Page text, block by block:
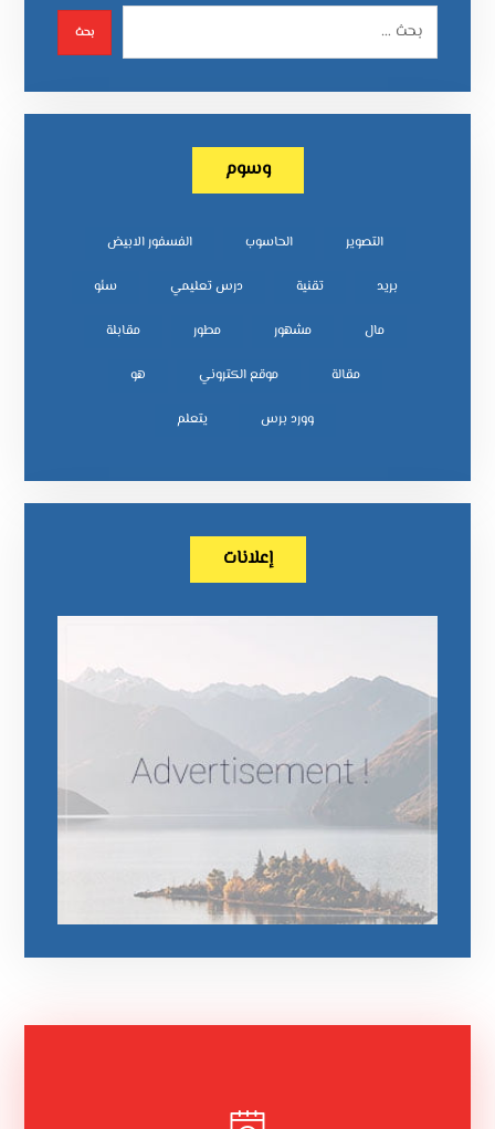
وسوم
التصوير الحاسوب الفسفور الابيض
بريد تقنية درس تعليمي سئو
مال مشهور مطور مقابلة
مقالة موقع الكتروني هو
وورد برس يتعلم
إعلانات